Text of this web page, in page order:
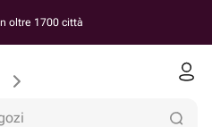
oltre 1700 città